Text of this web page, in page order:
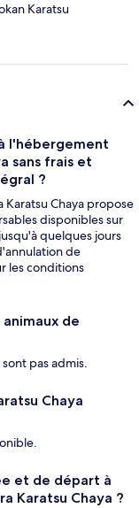
Karatsu
l'hébergement
sans frais et
?
Chaya propose
disponibles sur
quelques jours
de
les conditions
de
pas admis.
Chaya
et de départ à
Karatsu Chaya ?